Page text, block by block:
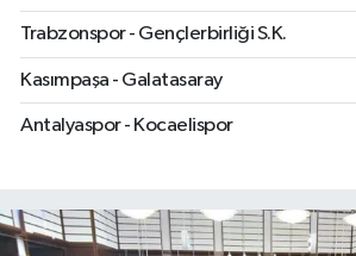
Trabzonspor - Gençlerbirliği S.K.
Kasımpaşa - Galatasaray
Antalyaspor - Kocaelispor